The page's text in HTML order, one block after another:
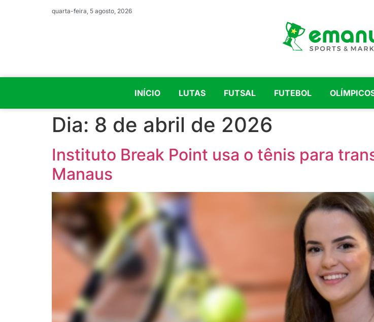
quarta-feira, 5 agosto, 2026
INÍCIO LUTAS FUTSAL FUTEBOL
Dia: 8 de abril de 2026
Instituto Break Point usa o tênis para
Manaus